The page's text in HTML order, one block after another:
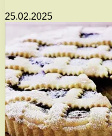
25.02.2025